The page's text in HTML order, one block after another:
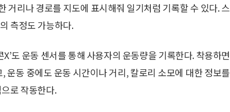
거리나 경로를 지도에 표시해줘 일기처럼 기록할 수 있다. 스
측정도 가능하다.
도 운동 센서를 통해 사용자의 운동량을 기록한다. 착용하면
운동 중에도 운동 시간이나 거리, 칼로리 소모에 대한 정보를
로 작동한다.